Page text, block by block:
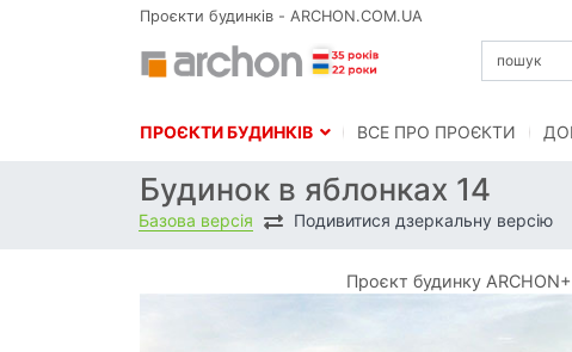
Проєкти будинків - ARCHON.COM.UA
ПРОЄКТИ БУДИНКІВ BСЕ ПРО ПРОЄКТИ
Будинок в яблонках 14
Базова версія Подивитися дзеркальну версію
Проєкт будинку